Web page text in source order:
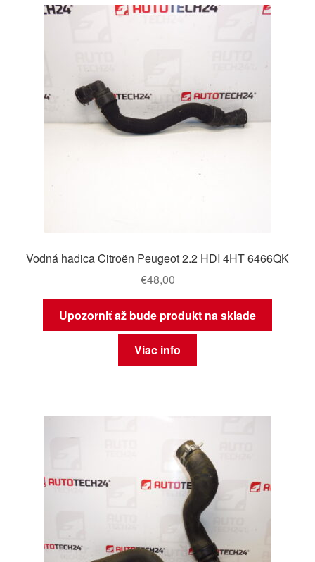
Vodná hadica Citroën Peugeot 2.2 HDI 4HT 6466QK
€48,00
Upozorniť až bude produkt na sklade
Viac info